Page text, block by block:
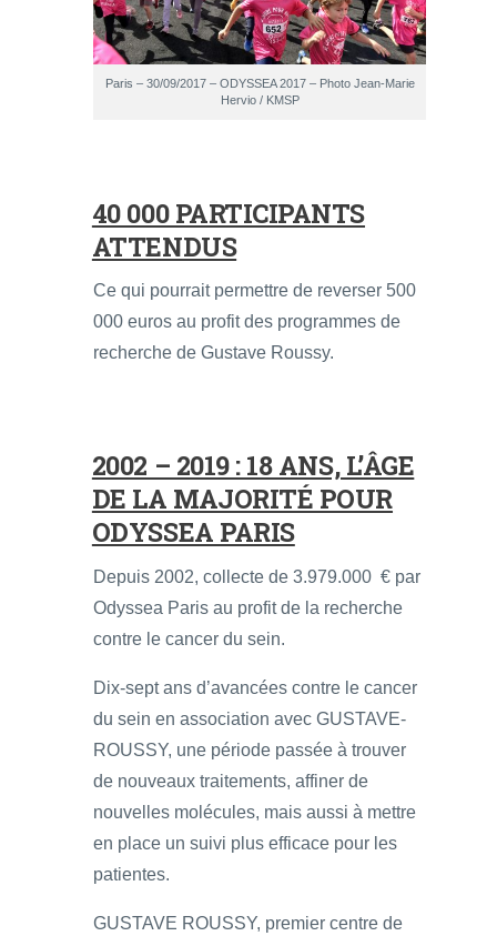
Paris – 30/09/2017 – ODYSSEA 2017 – Photo Jean-Marie
Hervio / KMSP
40 000 PARTICIPANTS
ATTENDUS
Ce qui pourrait permettre de reverser 500
000 euros au profit des programmes de
recherche de Gustave Roussy.
2002 – 2019 : 18 ANS, L’ÂGE
DE LA MAJORITÉ POUR
ODYSSEA PARIS
Depuis 2002, collecte de 3.979.000 € par
Odyssea Paris au profit de la recherche
contre le cancer du sein.
Dix-sept ans d’avancées contre le cancer
du sein en association avec GUSTAVE-
ROUSSY, une période passée à trouver
de nouveaux traitements, affiner de
nouvelles molécules, mais aussi à mettre
en place un suivi plus efficace pour les
patientes.
GUSTAVE ROUSSY, premier centre de